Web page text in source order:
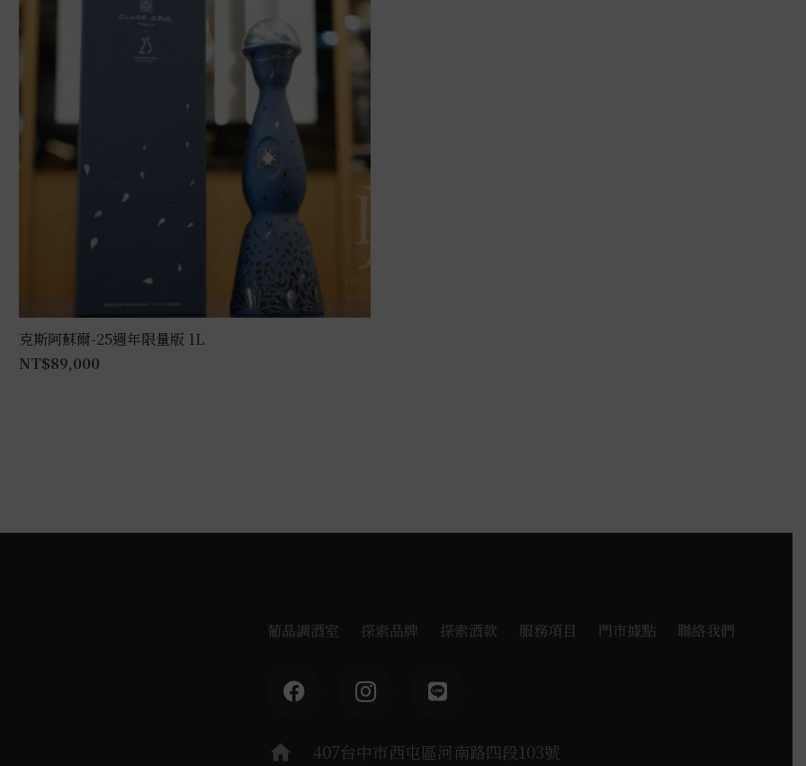
克斯阿蘇爾-25週年限量版 1L
NT$89,000
葡晶調酒室 探索品牌 探索酒款 服務項目 門市據點 聯絡我們
home 407台中市西屯區河南路四段103號